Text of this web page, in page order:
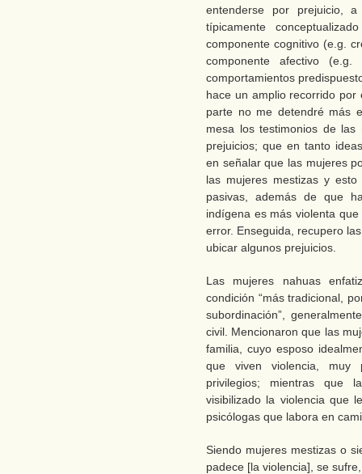
entenderse por prejuicio,
típicamente
componente cognitivo (e.g.
componente afectivo
comportamientos
hace un amplio recorrido
parte no me detendré más
mesa los testimonios de
prejuicios; que en tanto
en señalar que las mujeres
las mujeres mestizas y
pasivas, además de que
indígena es más violenta
error. Enseguida, recupero
ubicar algunos prejuicios.
Las mujeres nahuas
condición “más tradicional,
subordinación”,
civil. Mencionaron que las
familia, cuyo esposo
que viven violencia, muy
privilegios; mientras que
visibilizado la violencia que
psicólogas que labora en
Siendo mujeres mestizas o
padece [la violencia], se